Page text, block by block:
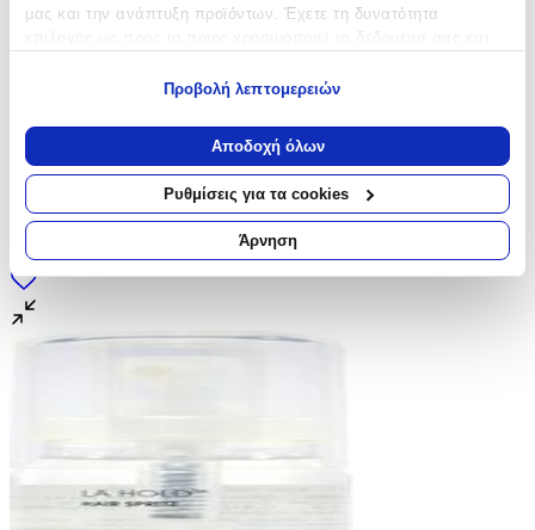
μας και την ανάπτυξη προϊόντων. Έχετε τη δυνατότητα
Να συλλέξουμε πληροφορίες σχετικά με τη γεωγραφική
σας τοποθεσία, οι οποίες μπορεί να είναι ακριβείς σε
απόσταση μερικών μέτρων
Να αναγνωρίσουμε τη συσκευή σας σαρώνοντας ενεργά
για συγκεκριμένα χαρακτηριστικά (δακτυλικό αποτύπωμα)
Μάθετε περισσότερα σχετικά με τον τρόπο επεξεργασίας των
προσωπικών σας δεδομένων και καθορίστε τις προτιμήσεις σας
στην
ανακαλέσετε τη συγκατάθεσή σας ανά πάσα στιγμή από τη
αναλύουμε την κυκλοφορία μας. Εμείς και οι 1022 συνεργάτες
μας επεξεργαζόμαστε προσωπικά σας δεδομένα, π.χ. τη
διεύθυνση IP σας, χρησιμοποιώντας τεχνολογία όπως cookies
Προβολή λεπτομερειών
Αποδοχή όλων
Ρυθμίσεις για τα cookies
Άρνηση